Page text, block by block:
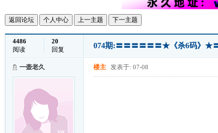
返回论坛 个人中心 上一主题 下一主题
4486
阅读
20
回复
074期:〓〓〓〓〓〓★《杀6码》
一壶老久 楼主 发表于: 07-08